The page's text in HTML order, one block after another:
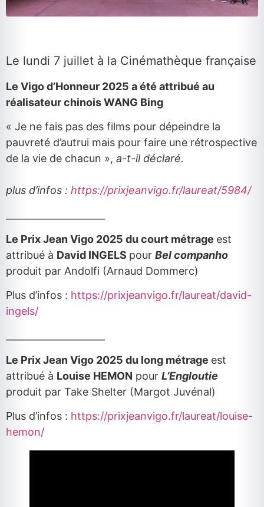
Le lundi 7 juillet à la Cinémathèque française
Le Vigo d’Honneur 2025 a été attribué au
réalisateur chinois WANG Bing
« Je ne fais pas des films pour dépeindre la
pauvreté d’autrui mais pour faire une rétrospective
de la vie de chacun », a-t-il déclaré.
plus d’infos : https://prixjeanvigo.fr/laureat/5984/
Le Prix Jean Vigo 2025 du court métrage est
attribué à David INGELS pour Bel companho
produit par Andolfi (Arnaud Dommerc)
Plus d’infos : https://prixjeanvigo.fr/laureat/david-
ingels/
Le Prix Jean Vigo 2025 du long métrage est
attribué à Louise HEMON pour L’Engloutie
produit par Take Shelter (Margot Juvénal)
Plus d’infos : https://prixjeanvigo.fr/laureat/louise-
hemon/